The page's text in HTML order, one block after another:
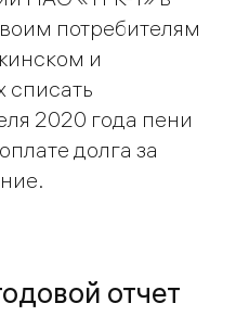
потребителям
и
списать
2020 года пени
долга за
отчет